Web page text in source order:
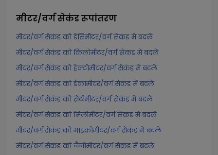
मीटर/वर्ग सेकंडरूपांतरण
मीटर/वर्ग सेकंड को डेसिमीटर/वर्ग सेकंड में बदलें
मीटर/वर्ग सेकंड को किलोमीटर/वर्ग सेकंड में बदलें
मीटर/वर्ग सेकंड को हेक्टोमीटर/वर्ग सेकंड में बदलें
मीटर/वर्ग सेकंड को डेकामीटर/वर्ग सेकंड में बदलें
मीटर/वर्ग सेकंड को सेंटीमीटर/वर्ग सेकंड में बदलें
मीटर/वर्ग सेकंड को मिलीमीटर/वर्ग सेकंड में बदलें
मीटर/वर्ग सेकंड को माइक्रोमीटर/वर्ग सेकंड में बदलें
मीटर/वर्ग सेकंड को नैनोमीटर/वर्ग सेकंड में बदलें